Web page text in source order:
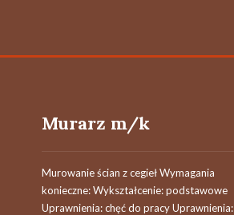
Murarz m/k
Murowanie ścian z cegieł Wymagania
konieczne: Wykształcenie: podstawowe
Uprawnienia: chęć do pracy Uprawnienia: